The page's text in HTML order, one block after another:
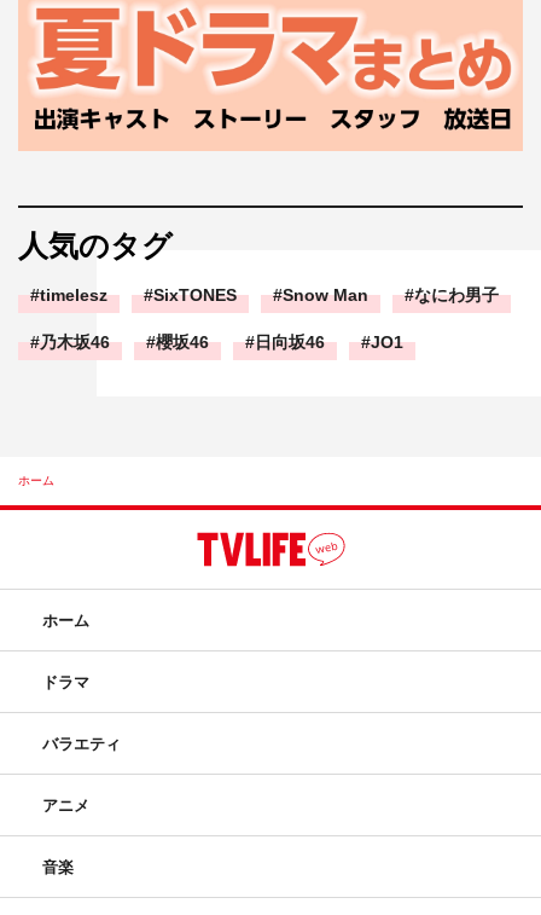
人気のタグ
timelesz SixTONES Snow Man なにわ男子
乃木坂46 櫻坂46 日向坂46 JO1
ホーム
ホーム
ドラマ
バラエティ
アニメ
音楽